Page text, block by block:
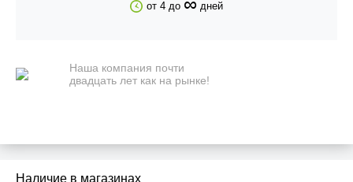
от 4 до ∞ дней
Наша компания почти
двадцать лет как на рынке!
Наличие в магазинах